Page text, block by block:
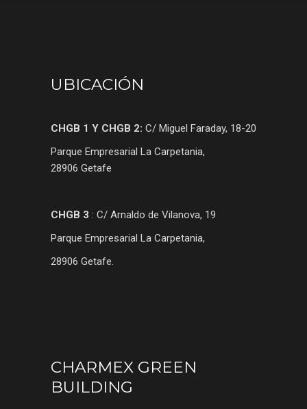
UBICACIÓN
CHGB 1 Y CHGB 2: C/ Miguel Faraday, 18-20
Parque Empresarial La Carpetania,
28906 Getafe
CHGB 3 : C/ Arnaldo de Vilanova, 19
Parque Empresarial La Carpetania,
28906 Getafe.
CHARMEX GREEN
BUILDING